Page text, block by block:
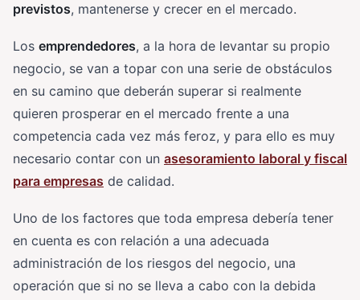
previstos, mantenerse y crecer en el mercado.
Los emprendedores, a la hora de levantar su propio
negocio, se van a topar con una serie de obstáculos
en su camino que deberán superar si realmente
quieren prosperar en el mercado frente a una
competencia cada vez más feroz, y para ello es muy
necesario contar con un asesoramiento laboral y fiscal
para empresas de calidad.
Uno de los factores que toda empresa debería tener
en cuenta es con relación a una adecuada
administración de los riesgos del negocio, una
operación que si no se lleva a cabo con la debida